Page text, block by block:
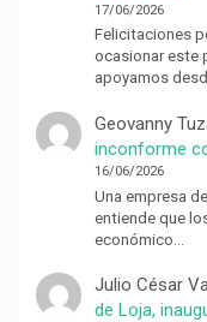
17/06/2026
Felicitaciones
ocasionar este
apoyamos
Geovanny
inconforme
16/06/2026
Una empresa
entiende que
económico…
Julio César
de Loja,